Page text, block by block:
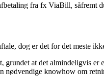
fra fx ViaBill, såfremt
dog er det for det meste
grundet at det almindeligvis er
nødvendige knowhow om